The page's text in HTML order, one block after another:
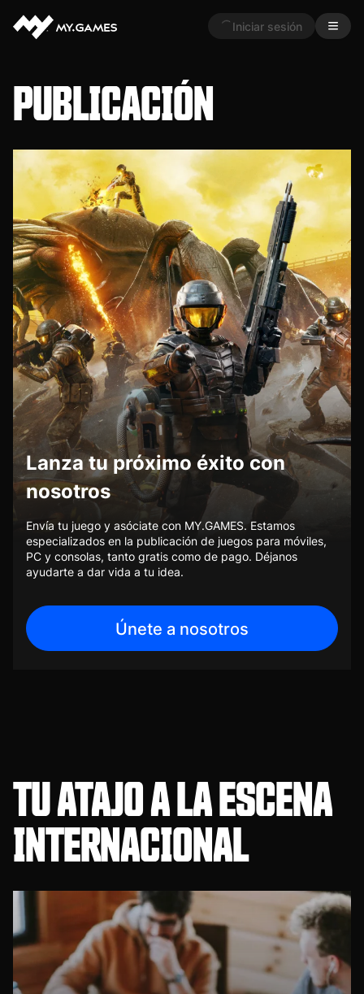
Iniciar sesión
PUBLICACIÓN
Lanza tu próximo éxito con
nosotros
Envía tu juego y asóciate con MY.GAMES. Estamos
especializados en la publicación de juegos para móviles,
PC y consolas, tanto gratis como de pago. Déjanos
ayudarte a dar vida a tu idea.
Únete a nosotros
TU ATAJO A LA ESCENA
INTERNACIONAL